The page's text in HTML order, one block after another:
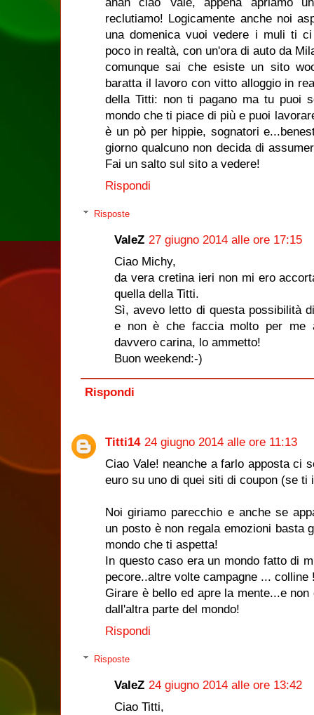
reclutiamo! Logicamente anche noi
una domenica vuoi vedere i muli ti
poco in realtà, con un'ora di auto da
comunque sai che esiste un sito
baratta il lavoro con vitto alloggio in
della Titti: non ti pagano ma tu puoi
mondo che ti piace di più e puoi
è un pò per hippie, sognatori
giorno qualcuno non decida di
Fai un salto sul sito a vedere!
Rispondi
Risposte
ValeZ 27 giugno 2014 alle ore 17:15
Ciao Michy,
da vera cretina ieri non mi ero
quella della Titti.
Sì, avevo letto di questa possibilità
e non è che faccia molto per me
davvero carina, lo ammetto!
Buon weekend:-)
Rispondi
Titti14 24 giugno 2014 alle ore 11:13
Ciao Vale! neanche a farlo apposta ci
euro su uno di quei siti di coupon (se ti
Noi giriamo parecchio e anche se
un posto è non regala emozioni basta
mondo che ti aspetta!
In questo caso era un mondo fatto di
pecore..altre volte campagne ... colline
Girare è bello ed apre la mente...e
dall'altra parte del mondo!
Rispondi
Risposte
ValeZ 24 giugno 2014 alle ore 13:42
Ciao Titti,